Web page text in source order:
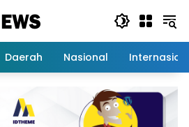
Daerah Nasional